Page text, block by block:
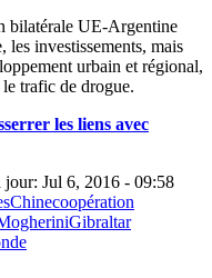
bilatérale UE-Argentine
les investissements, mais
urbain et régional,
trafic de drogue.
les liens avec
jour: Jul 6, 2016 - 09:58
Chinecoopération
Gibraltar